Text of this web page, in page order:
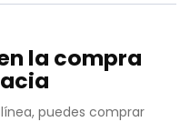
la compra
puedes comprar